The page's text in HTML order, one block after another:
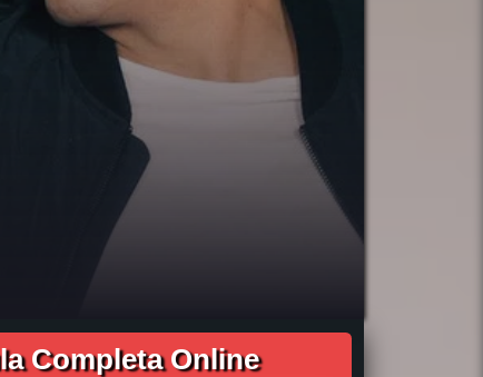
Un Corazón Extraordinario hd, descargar Un Corazón Extraordinario pelicula completa, descargar Un Corazón Extraordinario pelicula
Corazón Extraordinario gratis, descargar pelicula Un Corazón Extraordinario completa, en Español, en Español Latino, en Latino, ver
online, Un Corazón Extraordinario online ver, Un Corazón Extraordinario ver online, Ver Pelicula Un Corazón Extraordinario Español
Completa Online